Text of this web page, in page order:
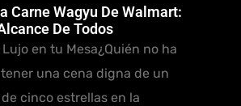
Carne Wagyu De Walmart:
De Todos
en tu Mesa¿Quién no ha
una cena digna de un
cinco estrellas en la